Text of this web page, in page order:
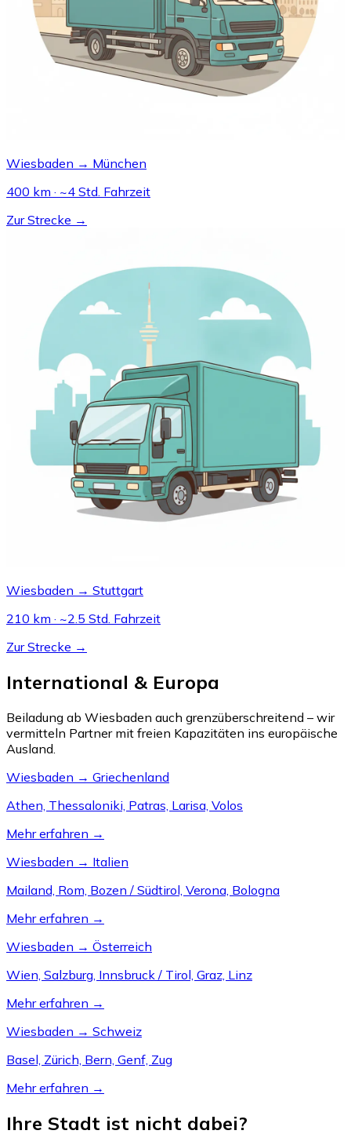
Wiesbaden → München
400 km · ~4 Std. Fahrzeit
Zur Strecke →
Wiesbaden → Stuttgart
210 km · ~2.5 Std. Fahrzeit
Zur Strecke →
International & Europa
Beiladung ab Wiesbaden auch grenzüberschreitend – wir
vermitteln Partner mit freien Kapazitäten ins europäische
Ausland.
Wiesbaden → Griechenland
Athen, Thessaloniki, Patras, Larisa, Volos
Mehr erfahren →
Wiesbaden → Italien
Mailand, Rom, Bozen / Südtirol, Verona, Bologna
Mehr erfahren →
Wiesbaden → Österreich
Wien, Salzburg, Innsbruck / Tirol, Graz, Linz
Mehr erfahren →
Wiesbaden → Schweiz
Basel, Zürich, Bern, Genf, Zug
Mehr erfahren →
Ihre Stadt ist nicht dabei?